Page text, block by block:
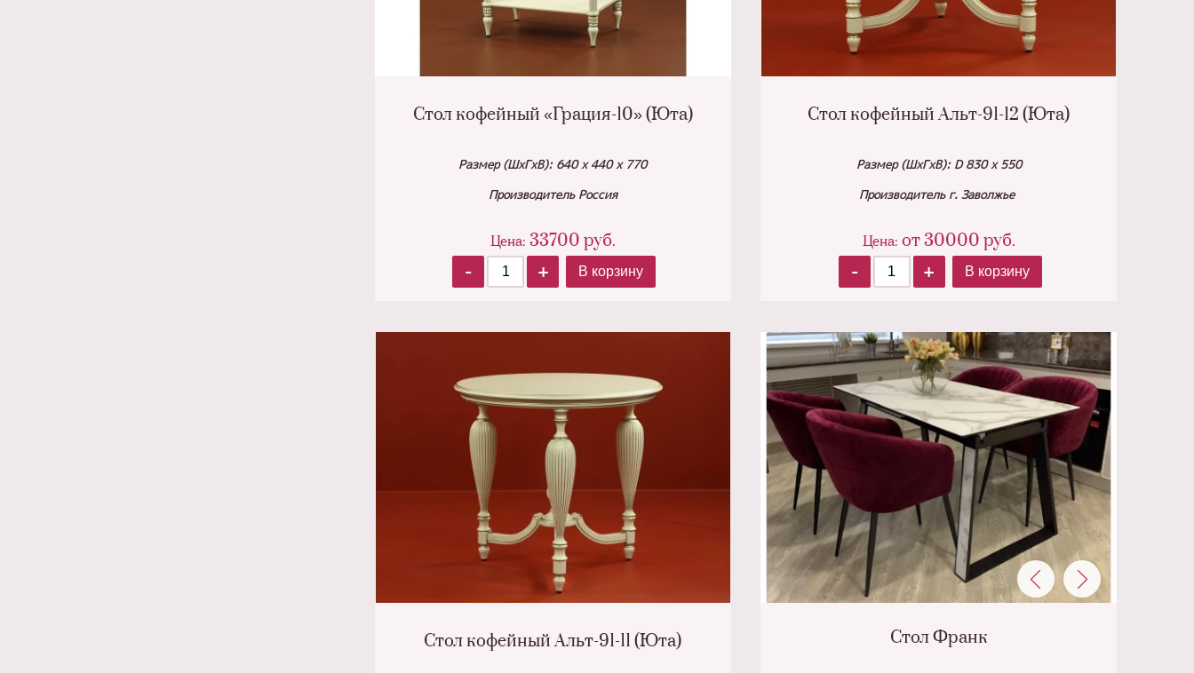
Стол кофейный «Грация-10» (Юта)
Размер (ШхГхВ): 640 х 440 х 770
Производитель Россия
Цена: 33700 руб.
-
+ В корзину
Стол кофейный Альт-91-12 (Юта)
Размер (ШхГхВ): D 830 х 550
Производитель г. Заволжье
Цена: от30000 руб.
-
+ В корзину
Стол кофейный Альт-91-11 (Юта) Стол Франк